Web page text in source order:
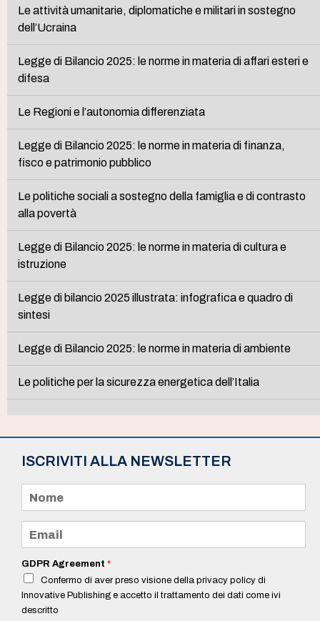
Le attività umanitarie, diplomatiche e militari in sostegno
dell’Ucraina
Legge di Bilancio 2025: le norme in materia di affari esteri e
difesa
Le Regioni e l’autonomia differenziata
Legge di Bilancio 2025: le norme in materia di finanza,
fisco e patrimonio pubblico
Le politiche sociali a sostegno della famiglia e di contrasto
alla povertà
Legge di Bilancio 2025: le norme in materia di cultura e
istruzione
Legge di bilancio 2025 illustrata: infografica e quadro di
sintesi
Legge di Bilancio 2025: le norme in materia di ambiente
Le politiche per la sicurezza energetica dell’Italia
ISCRIVITI ALLA NEWSLETTER
m
e
a
i
*
GDPR Agreement *
Confermo di aver preso visione della privacy policy di
Innovative Publishing e accetto il trattamento dei dati come ivi
descritto